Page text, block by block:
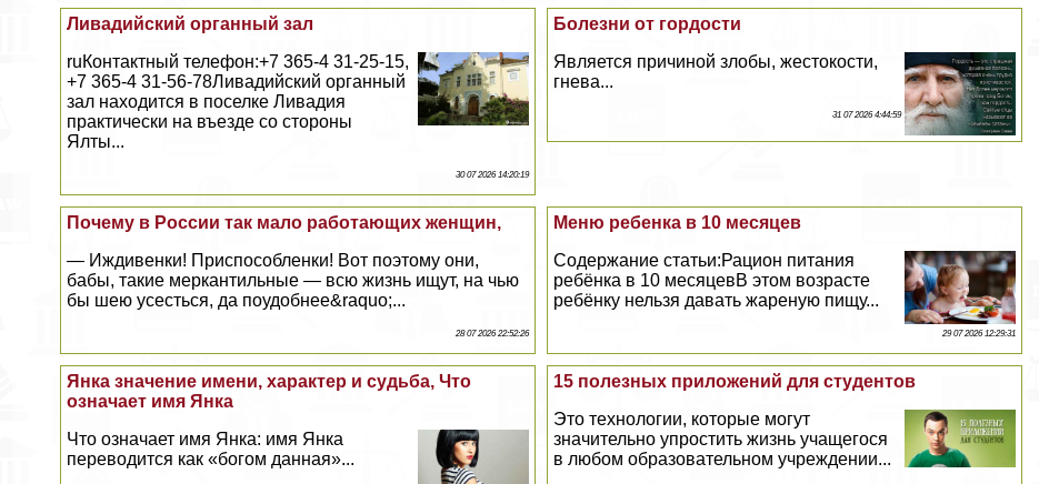
Болезни от гордости
Является причиной злобы, жестокости,
гнева...
31 07 2026 4:44:59
Ливадийский органный зал
ruКонтактный телефон:+7 365-4 31-25-15,
+7 365-4 31-56-78​Ливадийский органный
зал находится в поселке Ливадия
пpaктически на въезде со стороны
Ялты...
30 07 2026 14:20:19
Меню ребенка в 10 месяцев
Содержание статьи:Рацион питания
ребёнка в 10 месяцевВ этом возрасте
ребёнку нельзя давать жареную пищу...
29 07 2026 12:29:31
Почему в России так мало работающих женщин,
— Иждивенки! Приспособленки! Вот поэтому они,
бабы, такие меркантильные — всю жизнь ищут, на чью
бы шею усесться, да поудобнее&raquo;...
28 07 2026 22:52:26
15 полезных приложений для студентов
Это технологии, которые могут
значительно упростить жизнь учащегося
в любом образовательном учреждении...
Янка значение имени, хаpaктер и судьба, Что
означает имя Янка
Что означает имя Янка: имя Янка
переводится как «богом данная»...